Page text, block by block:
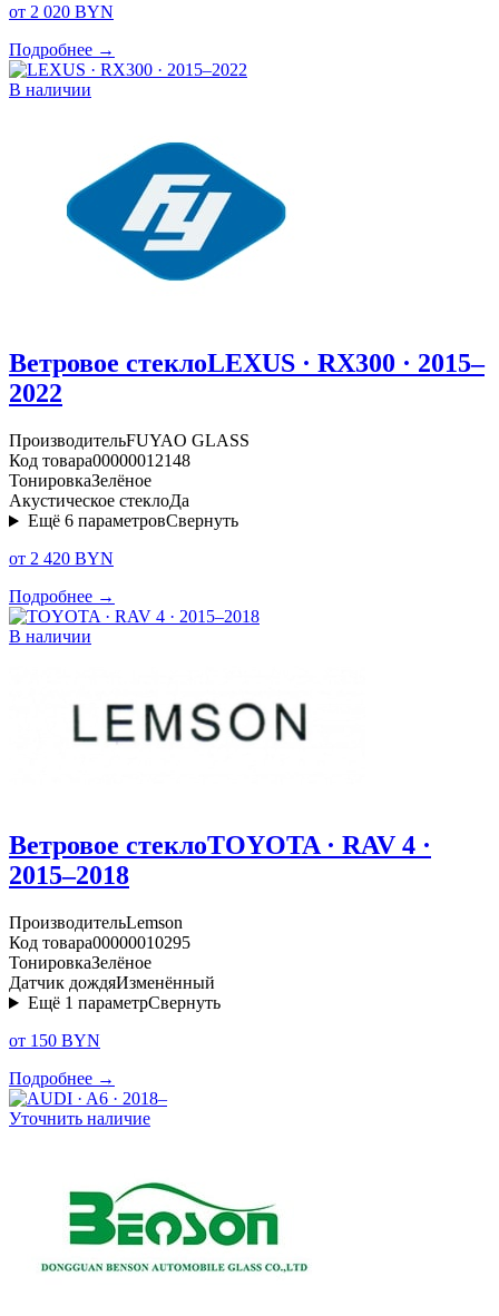
от 2 020 BYN
Подробнее →
В наличии
Ветровое стеклоLEXUS · RX300 · 2015–
2022
ПроизводительFUYAO GLASS
Код товара00000012148
ТонировкаЗелёное
Акустическое стеклоДа
Ещё 6 параметровСвернуть
от 2 420 BYN
Подробнее →
В наличии
Ветровое стеклоTOYOTA · RAV 4 ·
2015–2018
ПроизводительLemson
Код товара00000010295
ТонировкаЗелёное
Датчик дождяИзменённый
Ещё 1 параметрСвернуть
от 150 BYN
Подробнее →
Уточнить наличие